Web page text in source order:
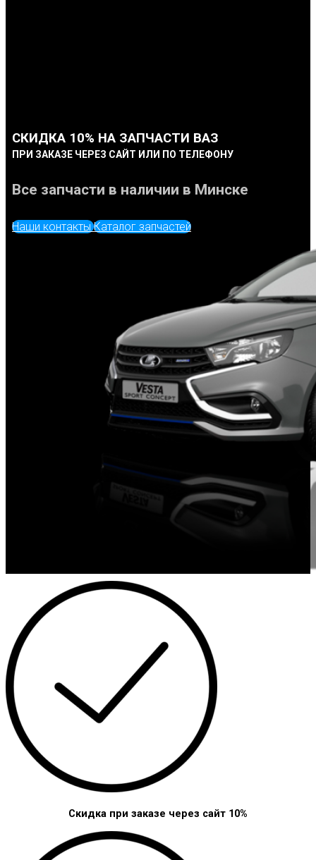
СКИДКА 10% НА ЗАПЧАСТИ ВАЗ
ПРИ ЗАКАЗЕ ЧЕРЕЗ САЙТ ИЛИ ПО ТЕЛЕФОНУ
Все запчасти в наличии в Минске
Наши контакты Каталог запчастей
Скидка при заказе через сайт 10%